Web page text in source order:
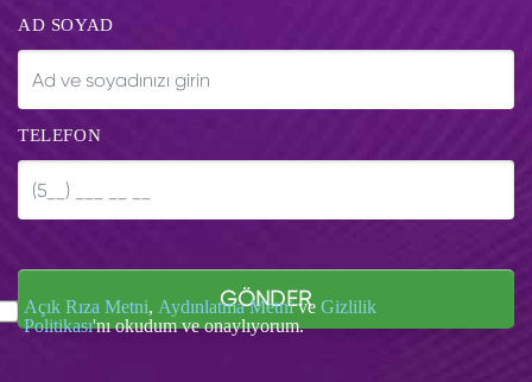
AD SOYAD
TELEFON
GÖNDER
Açık Rıza Metni, Aydınlatma Metnive Gizlilik
Politikası'nı okudum ve onaylıyorum.